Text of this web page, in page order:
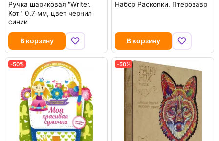
Ручка шариковая "Writer.
Кот", 0,7 мм, цвет чернил
синий
В корзину
Набор Раскопки. Птерозавр
В корзину
-50% -50%